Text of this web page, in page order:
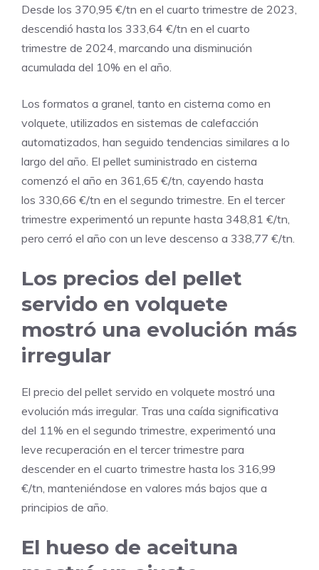
Desde los 370,95 €/tn en el cuarto trimestre de 2023,
descendió hasta los 333,64 €/tn en el cuarto
trimestre de 2024, marcando una disminución
acumulada del 10% en el año.
Los formatos a granel, tanto en cisterna como en
volquete, utilizados en sistemas de calefacción
automatizados, han seguido tendencias similares a lo
largo del año. El pellet suministrado en cisterna
comenzó el año en 361,65 €/tn, cayendo hasta
los 330,66 €/tn en el segundo trimestre. En el tercer
trimestre experimentó un repunte hasta 348,81 €/tn,
pero cerró el año con un leve descenso a 338,77 €/tn.
Los precios del pellet
servido en volquete
mostró una evolución más
irregular
El precio del pellet servido en volquete mostró una
evolución más irregular. Tras una caída significativa
del 11% en el segundo trimestre, experimentó una
leve recuperación en el tercer trimestre para
descender en el cuarto trimestre hasta los 316,99
€/tn, manteniéndose en valores más bajos que a
principios de año.
El hueso de aceituna